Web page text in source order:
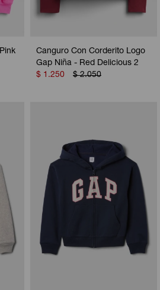
Canguro Con Corderito Logo
Gap Niña - Red Delicious 2
$ 1.250 $ 2.050